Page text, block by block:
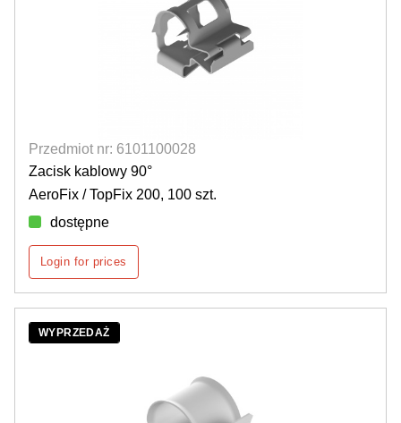
Przedmiot nr: 6101100028
Zacisk kablowy 90°
AeroFix / TopFix 200, 100 szt.
dostępne
Login for prices
WYPRZEDAŻ